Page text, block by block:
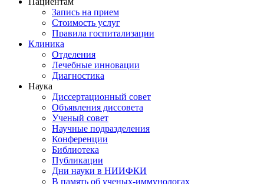
Запись на прием
Стоимость услуг
Правила госпитализации
Клиника
Отделения
Лечебные инновации
Диагностика
Наука
Диссертационный совет
Объявления диссовета
Ученый совет
Научные подразделения
Конференции
Библиотека
Публикации
Дни науки в НИИФКИ
В память об ученых-иммунологах